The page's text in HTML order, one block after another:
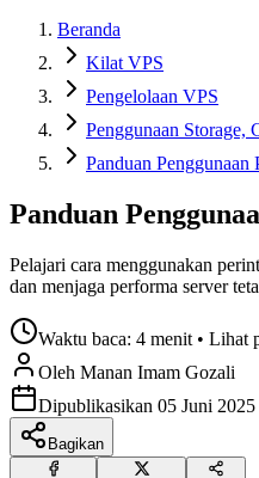
Beranda
Kilat VPS
Pengelolaan VPS
Penggunaan
Panduan Penggunaan
Panduan
Pelajari cara menggunakan
dan menjaga performa server
Waktu baca: 4 menit • Lihat
Oleh Manan Imam Gozali
Dipublikasikan 05 Juni 2025
Bagikan